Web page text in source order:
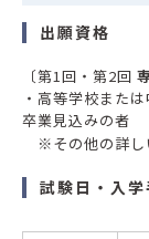
出願資格
〔第1回・第2回
・高等学校また
卒業見込みの者
※その他の詳し
試験日・入